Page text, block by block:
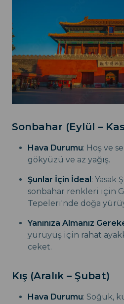
Sonbahar (Eylül –
Hava Durumu: Hoş ve
gökyüzü ve az yağış.
Şunlar İçin İdeal: Yasak
sonbahar renkleri için
Tepeleri'nde doğa
Yanınıza Almanız
yürüyüş için rahat
ceket.
Kış (Aralık – Şubat)
Hava Durumu: Soğuk,